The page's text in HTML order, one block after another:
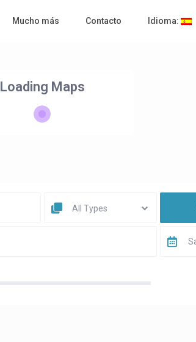
Mucho más Contacto Idioma:
Loading Maps
All Types